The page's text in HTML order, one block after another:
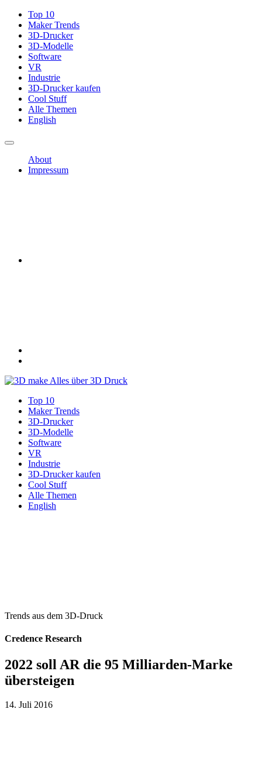
Top 10
Maker Trends
3D-Drucker
3D-Modelle
Software
VR
Industrie
3D-Drucker kaufen
Cool Stuff
Alle Themen
English
About
Impressum
Top 10
Maker Trends
3D-Drucker
3D-Modelle
Software
VR
Industrie
3D-Drucker kaufen
Cool Stuff
Alle Themen
English
Trends aus dem 3D-Druck
Credence Research
2022 soll AR die 95 Milliarden-Marke
übersteigen
14. Juli 2016